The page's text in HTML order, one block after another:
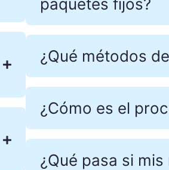
paquetes fijos?
¿Qué métodos
¿Cómo es el
¿Qué pasa si